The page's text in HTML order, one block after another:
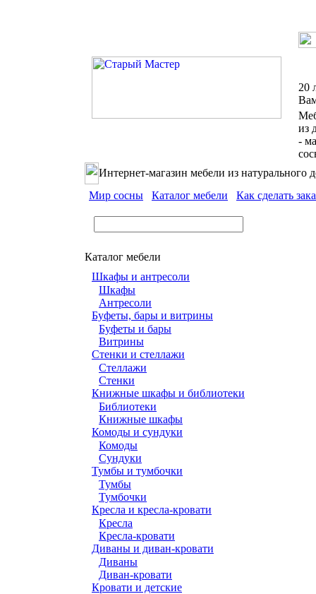
20
из
-
Интернет-магазин мебели из натурального
Мир сосны
Каталог мебели Как сделать
Каталог мебели
Шкафы и антресоли
Шкафы
Антресоли
Буфеты, бары и витрины
Буфеты и бары
Витрины
Стенки и стеллажи
Стеллажи
Стенки
Книжные шкафы и библиотеки
Библиотеки
Книжные шкафы
Комоды и сундуки
Комоды
Сундуки
Тумбы и тумбочки
Тумбы
Тумбочки
Кресла и кресла-кровати
Кресла
Кресла-кровати
Диваны и диван-кровати
Диваны
Диван-кровати
Кровати и детские